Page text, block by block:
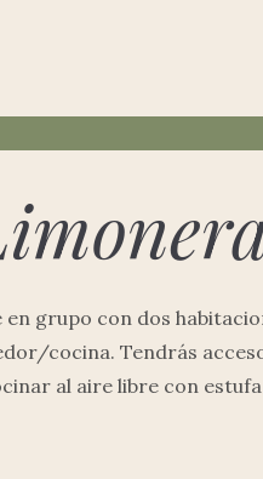
grupo con dos
cocina. Tendrás
al aire libre con